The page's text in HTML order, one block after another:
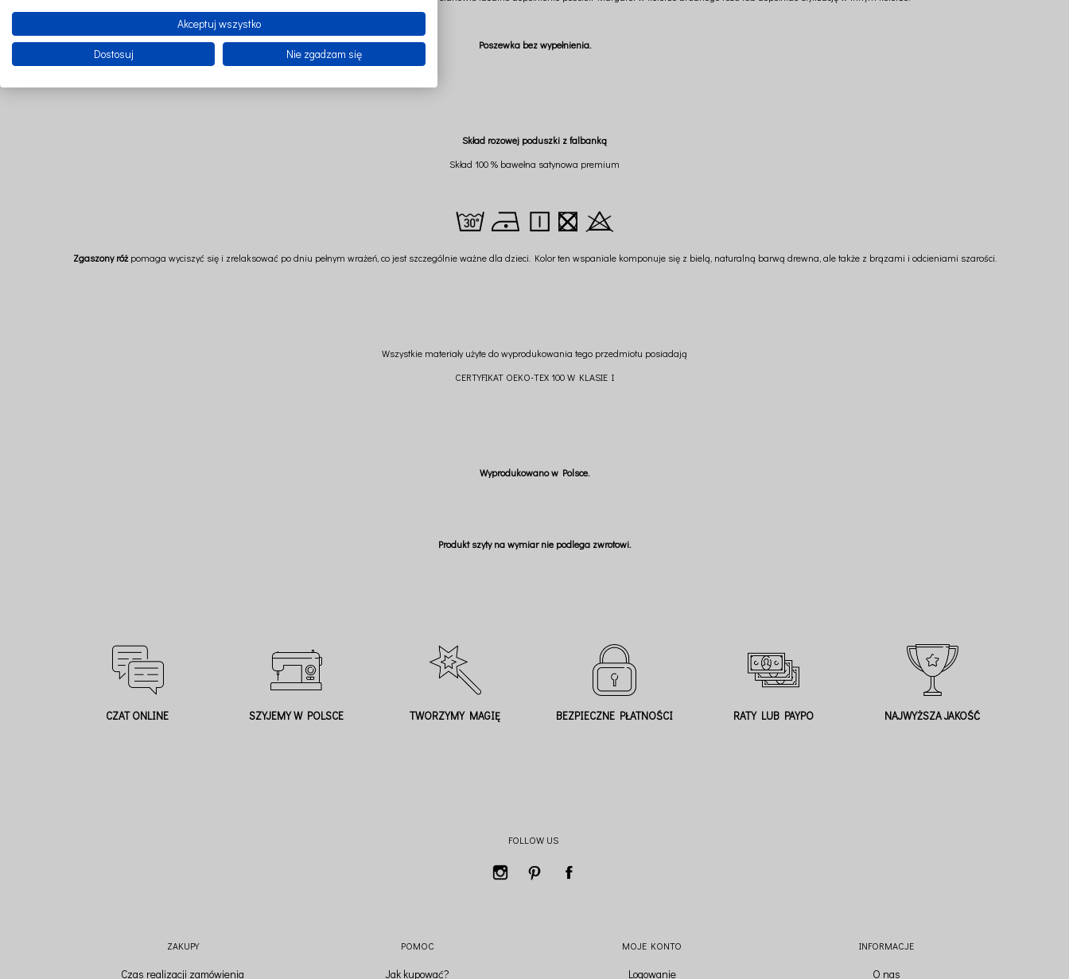
Poszewka bez wypełnienia.
Skład rozowej poduszki z falbanką
Skład 100 % bawełna satynowa premium
Zgaszony różpomaga wyciszyć się i zrelaksować po dniu pełnym wrażeń, co jest szczególnie ważne dla dzieci. Kolor ten wspaniale komponuje się z bielą, naturalną barwą drewna, ale także z brązami i odcieniami szarości.
Wszystkie materiały użyte do wyprodukowania tego przedmiotu posiadają
CERTYFIKAT OEKO-TEX 100 W KLASIE I
Wyprodukowano w Polsce.
Produkt szyty na wymiar nie podlega zwrotowi.
CZAT ONLINE SZYJEMY W POLSCE TWORZYMY MAGIĘ BEZPIECZNE PŁATNOŚCI RATY LUB PAYPO NAJWYŻSZA JAKOŚĆ
FOLLOW US
ZAKUPY
Czas realizacji zamówienia
POMOC
Jak kupować?
MOJE KONTO
Logowanie
INFORMACJE
O nas
Akceptuj wszystko
Dostosuj Nie zgadzam się